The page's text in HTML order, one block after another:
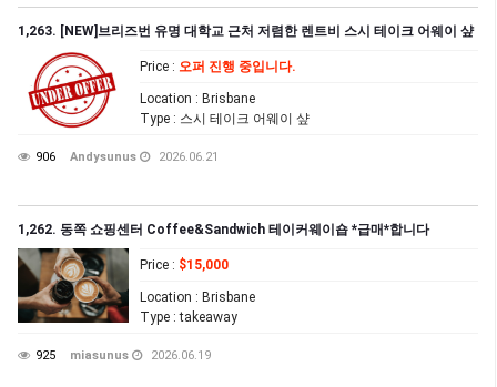
1,263. [NEW]브리즈번 유명 대학교 근처 저렴한 렌트비 스시 테이크 어웨이 샾
Price : 오퍼 진행 중입니다.
Location : Brisbane
Type : 스시 테이크 어웨이 샾
906 Andysunus 2026.06.21
1,262. 동쪽 쇼핑센터 Coffee&Sandwich 테이커웨이숍 *급매*합니다
Price : $15,000
Location : Brisbane
Type : takeaway
925 miasunus 2026.06.19